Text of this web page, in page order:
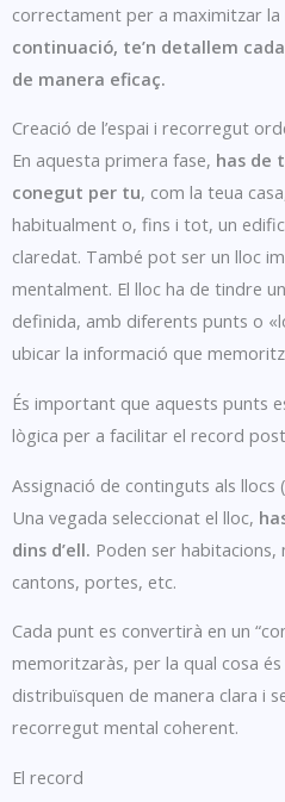
correctament per a maximitzar la
continuació, te’n detallem
de manera eficaç.
Creació de l’espai i recorregut
En aquesta primera fase, has de
conegut per tu, com la teua
habitualment o, fins i tot, un
claredat. També pot ser un lloc
mentalment. El lloc ha de tindre
definida, amb diferents punts o
ubicar la informació que
És important que aquests punts
lògica per a facilitar el record
Assignació de continguts als llocs
Una vegada seleccionat el lloc,
dins d’ell. Poden ser
cantons, portes, etc.
Cada punt es convertirà en un
memoritzaràs, per la qual cosa és
distribuïsquen de manera clara i
recorregut mental coherent.
El record